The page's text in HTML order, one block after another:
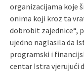
organizacijama koje
onima koji kroz ta
dobrobit zajednice“,
ujedno naglasila da
programski i
centar Istra vjerujući